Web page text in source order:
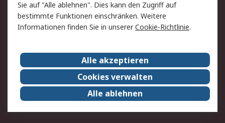
Cookie-Richtlinie
Zahlungsbedingungen
Impressum
Webseite Konditionen
RS weltweit
Karriere bei RS
Nachhaltigkeit
Qualität/Zertifikate
Presse-Center
Event-Center
Sie auf "Alle ablehnen". Dies kann den Zugriff auf
bestimmte Funktionen einschränken. Weitere
Informationen finden Sie in unsererCookie-Richtlinie.
Alle akzeptieren
Cookies verwalten
Alle ablehnen